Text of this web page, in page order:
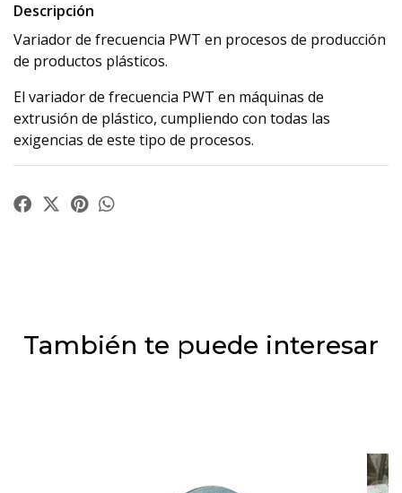
Descripción
Variador de frecuencia PWT en procesos de producción
de productos plásticos.
El variador de frecuencia PWT en máquinas de
extrusión de plástico, cumpliendo con todas las
exigencias de este tipo de procesos.
También te puede interesar